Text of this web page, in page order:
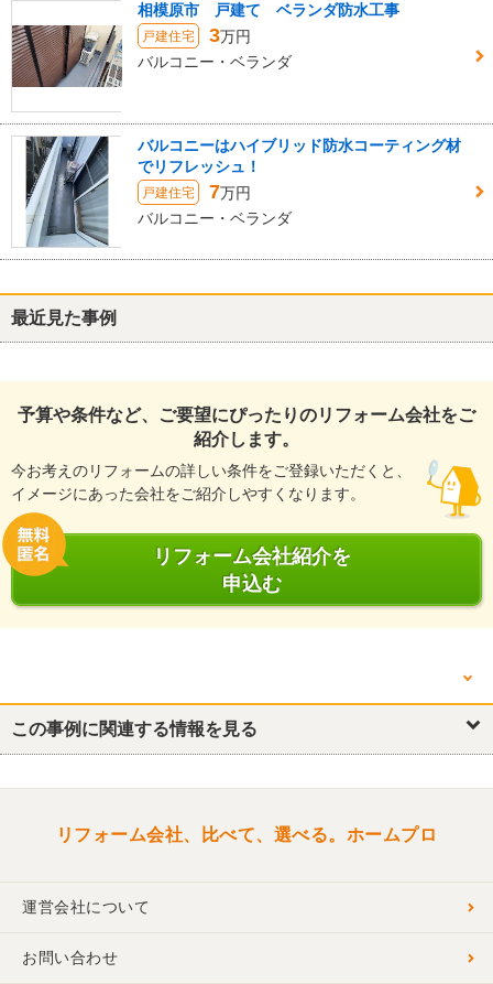
相模原市 戸建て ベランダ防水工事
戸建住宅 3万円
バルコニー・ベランダ
バルコニーはハイブリッド防水コーティング材
でリフレッシュ！
戸建住宅 7万円
バルコニー・ベランダ
最近見た事例
予算や条件など、ご要望にぴったりのリフォーム会社をご
紹介します。
今お考えのリフォームの詳しい条件をご登録いただくと、
イメージにあった会社をご紹介しやすくなります。
リフォーム会社紹介を
申込む
他の箇所を見る
キッチン・台所 浴室・ユニットバス トイレ
この事例に関連する情報を見る
リフォーム会社、比べて、選べる。ホームプロ
運営会社について
お問い合わせ